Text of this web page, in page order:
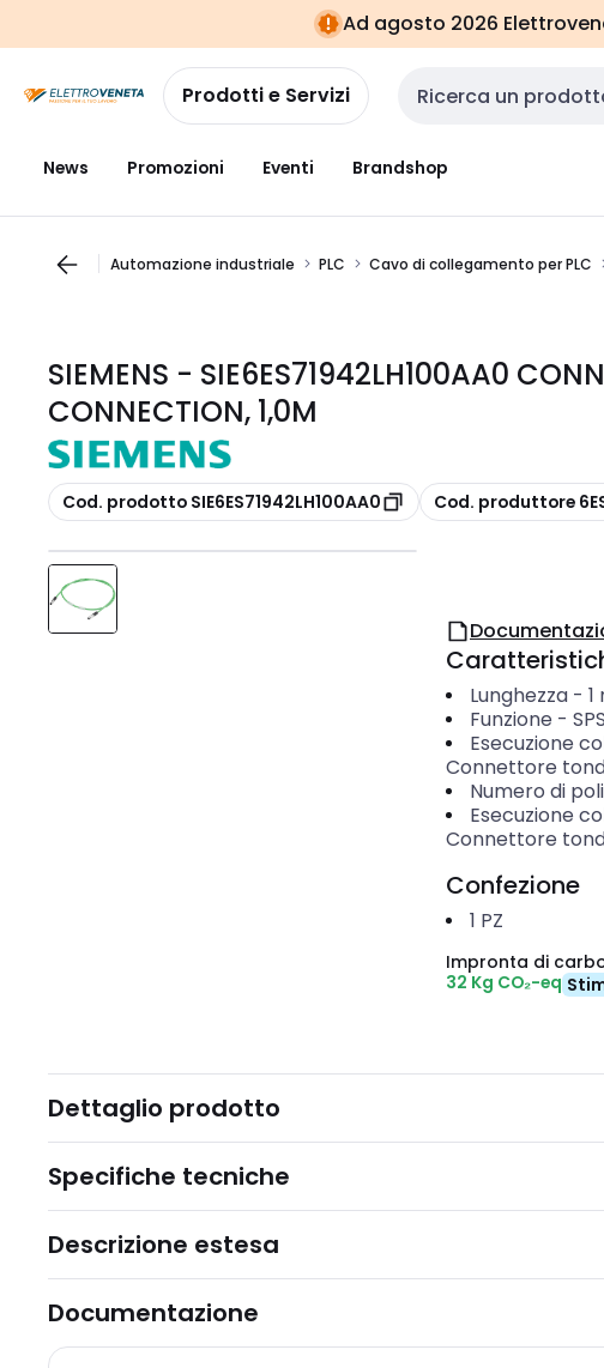
navigazionealla
pagina
Ad agosto 2026
Prodotti e Servizi Cerca input
News Promozioni Eventi Brandshop
Automazione industriale PLC Cavo di collegamento per PLC
SIEMENS - SIE6ES71942LH100AA0
CONNECTION, 1,0M
copia
Cod. prodotto SIE6ES71942LH100AA0 copia
Cod. produttore
Lunghezza- 1
Funzione -
Esecuzione
Connettore
Numero di poli
Esecuzione
Connettore
Confezione
1 PZ
Impronta di
32 Kg CO₂-eq
Dettaglio prodotto
Specifiche tecniche
Descrizione estesa
Documentazione